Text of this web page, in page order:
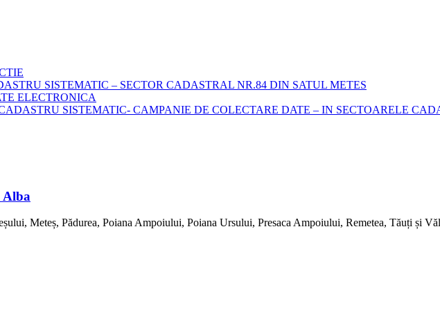
SISTEMATIC – SECTOR CADASTRAL NR.84 DIN SATUL METES
ELECTRONICA
SISTEMATIC- CAMPANIE DE COLECTARE DATE – IN SECTOARELE
Alba
Meteș, Pădurea, Poiana Ampoiului, Poiana Ursului, Presaca Ampoiului, Remetea, Tăuți și